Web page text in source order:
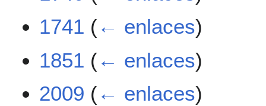
1741 (← enlaces)
1851 (← enlaces)
2009 (← enlaces)